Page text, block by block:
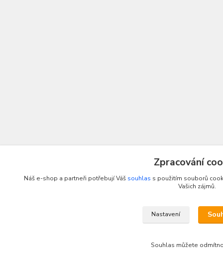
Zpracování
Náš e-shop a partneři potřebují Váš souhlas s použitím souborů
Vašich zájmů.
Nastavení
Souhlas můžete